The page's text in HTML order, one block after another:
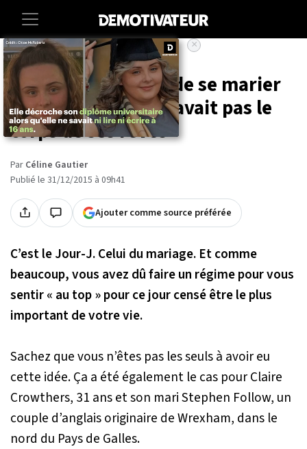
Accueil Sante
Ce couple a refusé de se marier
tant que chacun n'avait pas le
corps de ses rêves
Par Céline Gautier
Publié le 31/12/2015 à 09h41
Ajouter comme source préférée
C’est le Jour-J. Celui du mariage. Et comme
beaucoup, vous avez dû faire un régime pour vous
sentir « au top » pour ce jour censé être le plus
important de votre vie.
Sachez que vous n’êtes pas les seuls à avoir eu
cette idée. Ça a été également le cas pour Claire
Crowthers, 31 ans et son mari Stephen Follow, un
couple d’anglais originaire de Wrexham, dans le
nord du Pays de Galles.
×